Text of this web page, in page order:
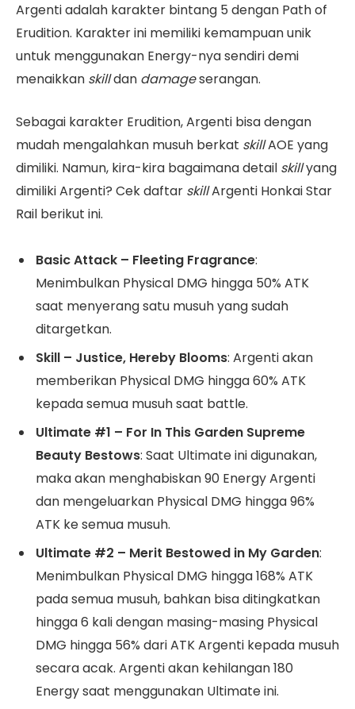
Argenti adalah karakter bintang 5 dengan Path of
Erudition. Karakter ini memiliki kemampuan unik
untuk menggunakan Energy-nya sendiri demi
menaikkan skilldan damageserangan.
Sebagai karakter Erudition, Argenti bisa dengan
mudah mengalahkan musuh berkat skillAOE yang
dimiliki. Namun, kira-kira bagaimana detail skillyang
dimiliki Argenti? Cek daftar skillArgenti Honkai Star
Rail berikut ini.
Basic Attack – Fleeting Fragrance:
Menimbulkan Physical DMG hingga 50% ATK
saat menyerang satu musuh yang sudah
ditargetkan.
Skill – Justice, Hereby Blooms: Argenti akan
memberikan Physical DMG hingga 60% ATK
kepada semua musuh saat battle.
Ultimate #1 – For In This Garden Supreme
Beauty Bestows: Saat Ultimate ini digunakan,
maka akan menghabiskan 90 Energy Argenti
dan mengeluarkan Physical DMG hingga 96%
ATK ke semua musuh.
Ultimate #2 – Merit Bestowed in My Garden:
Menimbulkan Physical DMG hingga 168% ATK
pada semua musuh, bahkan bisa ditingkatkan
hingga 6 kali dengan masing-masing Physical
DMG hingga 56% dari ATK Argenti kepada musuh
secara acak. Argenti akan kehilangan 180
Energy saat menggunakan Ultimate ini.